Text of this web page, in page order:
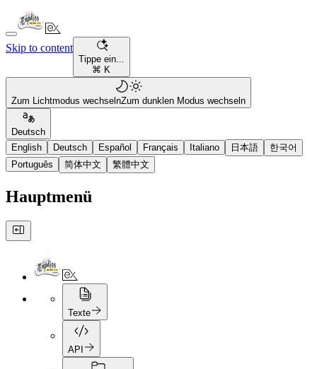
Skip to content
Tippe ein...
⌘ K
Zum Lichtmodus wechselnZum dunklen Modus wechseln
Deutsch
English
Deutsch Español Français Italiano 日本語
한국어
Português
简体中文 繁體中文
Hauptmenü
Texte
API